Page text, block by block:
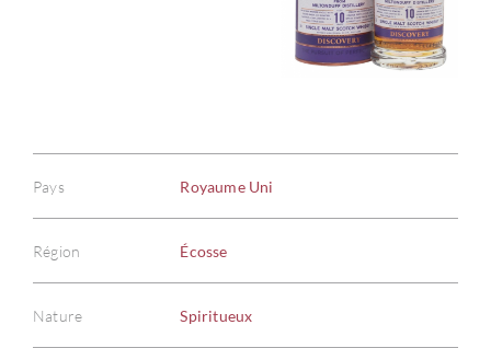
Pays Royaume Uni
Région Écosse
Nature Spiritueux